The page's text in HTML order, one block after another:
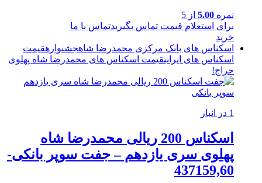
نمره 5.00 از 5
برای استعلام قیمت تماس بگیریدتماس با ما
خرید
اسکناس های بانک مرکزی محمدرضا شاهجشنوارهقیمت
اسکناس های ایرانیقیمت اسکناس های محمدرضا شاه پهلوی
حراج!
1 در انبار
اسکناس 200 ریالی محمدرضا شاه
پهلوی سری یازدهم – جفت سوپر بانکی-
437159,60